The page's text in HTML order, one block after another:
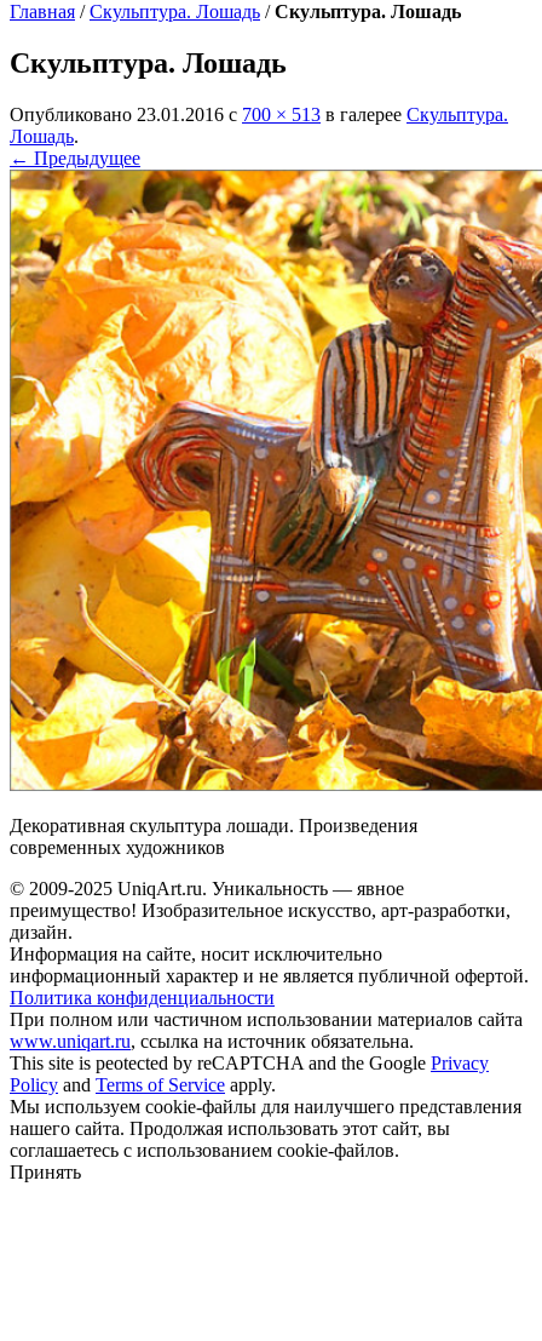
Главная /Скульптура. Лошадь /Скульптура. Лошадь
Скульптура. Лошадь
Опубликовано 23.01.2016 с 700 × 513 в галерее Скульптура.
Лошадь.
← Предыдущее
Декоративная скульптура лошади. Произведения
современных художников
© 2009-2025 UniqАrt.ru. Уникальность — явное
преимущество! Изобразительное искусство, арт-разработки,
дизайн.
Информация на сайте, носит исключительно
информационный характер и не является публичной офертой.
Политика конфиденциальности
При полном или частичном использовании материалов сайта
www.uniqart.ru, ссылка на источник обязательна.
This site is peotected by reCAPTCHA and the Google Privacy
Policy and Terms of Service apply.
Мы используем cookie-файлы для наилучшего представления
нашего сайта. Продолжая использовать этот сайт, вы
соглашаетесь с использованием cookie-файлов.
Принять